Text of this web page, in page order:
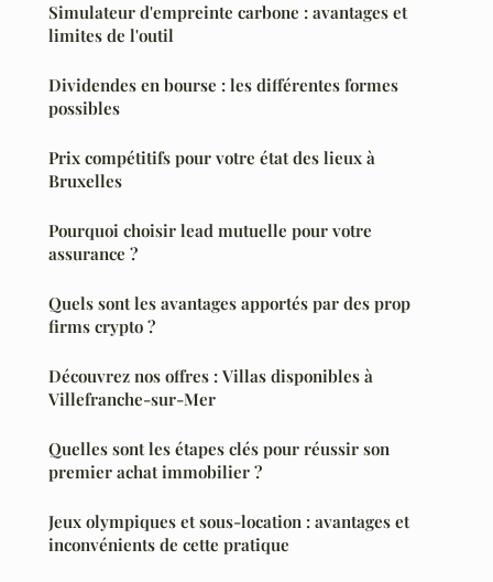
Simulateur d'empreinte carbone : avantages et
limites de l'outil
Dividendes en bourse : les différentes formes
possibles
Prix compétitifs pour votre état des lieux à
Bruxelles
Pourquoi choisir lead mutuelle pour votre
assurance ?
Quels sont les avantages apportés par des prop
firms crypto ?
Découvrez nos offres : Villas disponibles à
Villefranche-sur-Mer
Quelles sont les étapes clés pour réussir son
premier achat immobilier ?
Jeux olympiques et sous-location : avantages et
inconvénients de cette pratique